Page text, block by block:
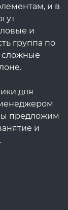
и в
и
группа по
сложные
для
предложим
и